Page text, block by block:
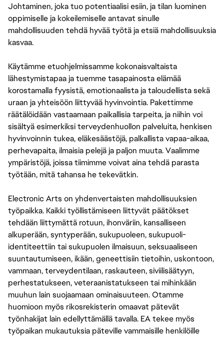
Johtaminen, joka tuo potentiaalisi esiin, ja tilan luominen
oppimiselle ja kokeilemiselle antavat sinulle
mahdollisuuden tehdä hyvää työtä ja etsiä mahdollisuuksia
kasvaa.
Käytämme etuohjelmissamme kokonaisvaltaista
lähestymistapaa ja tuemme tasapainosta elämää
korostamalla fyysistä, emotionaalista ja taloudellista sekä
uraan ja yhteisöön liittyvää hyvinvointia. Pakettimme
räätälöidään vastaamaan paikallisia tarpeita, ja niihin voi
sisältyä esimerkiksi terveydenhuollon palveluita, henkisen
hyvinvoinnin tukea, eläkesäästöjä, palkallista vapaa-aikaa,
perhevapaita, ilmaisia pelejä ja paljon muuta. Vaalimme
ympäristöjä, joissa tiimimme voivat aina tehdä parasta
työtään, mitä tahansa he tekevätkin.
Electronic Arts on yhdenvertaisten mahdollisuuksien
työpaikka. Kaikki työllistämiseen liittyvät päätökset
tehdään liittymättä rotuun, ihonväriin, kansalliseen
alkuperään, syntyperään, sukupuoleen, sukupuoli-
identiteettiin tai sukupuolen ilmaisuun, seksuaaliseen
suuntautumiseen, ikään, geneettisiin tietoihin, uskontoon,
vammaan, terveydentilaan, raskauteen, siviilisäätyyn,
perhestatukseen, veteraanistatukseen tai mihinkään
muuhun lain suojaamaan ominaisuuteen. Otamme
huomioon myös rikosrekisterin omaavat pätevät
työnhakijat lain edellyttämällä tavalla. EA tekee myös
työpaikan mukautuksia päteville vammaisille henkilöille